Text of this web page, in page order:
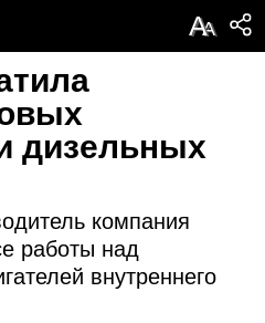
АА
дизельных
компания
работы над
внутреннего